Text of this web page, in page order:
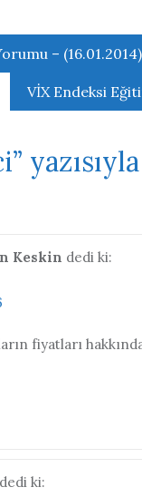
– (16.01.2014)
VİX Endeksi
”
Keskin dedi ki:
fiyatları
dedi ki: